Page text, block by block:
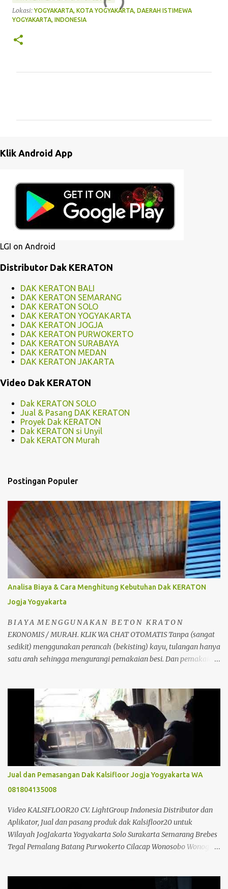
Lokasi: YOGYAKARTA, KOTA YOGYAKARTA, DAERAH ISTIMEWA
YOGYAKARTA, INDONESIA
t
r
Klik Android App
LGI on Android
Distributor Dak KERATON
DAK KERATON BALI
DAK KERATON SEMARANG
DAK KERATON SOLO
DAK KERATON YOGYAKARTA
DAK KERATON JOGJA
DAK KERATON PURWOKERTO
DAK KERATON SURABAYA
DAK KERATON MEDAN
DAK KERATON JAKARTA
Video Dak KERATON
Dak KERATON SOLO
Jual & Pasang DAK KERATON
Proyek Dak KERATON
Dak KERATON si Unyil
Dak KERATON Murah
Postingan Populer
Analisa Biaya & Cara Menghitung Kebutuhan Dak KERATON
Jogja Yogyakarta
B I A Y A M E N G G U N A K A N B E T O N K R A T O N
EKONOMIS / MURAH. KLIK WA CHAT OTOMATIS Tanpa (sangat
sedikit) menggunakan perancah (bekisting) kayu, tulangan hanya
satu arah sehingga mengurangi pemakaian besi. Dan pemakaian
pembongkaran. Jadi jelas dari segi perancah sangat ada
penghematan. dibandingkan dengan pembuatan plat lantai beton
konvensional biasa. Selain itu juga tidak memerlukan alat bantu
seperti krane, sehingga dapat mengurangi biaya konstruksi.
Analisa Perbandingan Cor Beton Konfensional Dan Dak Beton
Kraton Analisa Harga Biaya Pekerjaan Beton Kraton/m2 & Cara
Menghitung Kebutuhan Dak KERATON : 1m2 DAK KRATON
AREA JOGJA & JAWA TENGAH Bahan Volume Satuan Harga
Satuan Jumlah Kraton T= 10 Cm 20 m2 10 ,000.00
200,000.00 Besi ...
Jual dan Pemasangan Dak Kalsifloor Jogja Yogyakarta WA
081804135008
Video KALSIFLOOR20 CV. LightGroup Indonesia Distributor dan
Aplikator, Jual dan pasang produk dak Kalsifloor20 untuk
Wilayah JogJakarta Yogyakarta Solo Surakarta Semarang Brebes
Tegal Pemalang Batang Purwokerto Cilacap Wonosobo Wonogiri
Jepara Kendal dan Jawa Tengah; Telp/SMS/WA 088802725212 /